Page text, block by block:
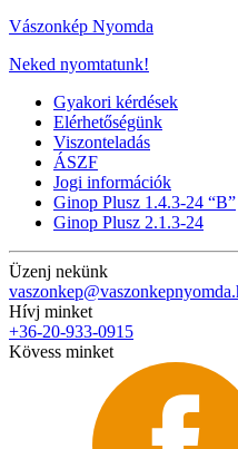
Vászonkép Nyomda
Neked nyomtatunk!
Gyakori kérdések
Elérhetőségünk
Viszonteladás
ÁSZF
Jogi információk
Ginop Plusz 1.4.3-24 “B”
Ginop Plusz 2.1.3-24
Üzenj nekünk
Hívj minket
+36-20-933-0915
Kövess minket